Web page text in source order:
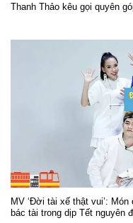
Thanh Thảo kêu gọi quyên
MV ‘Đời tài xế thật vui’:
bác tài trong dịp Tết nguyên